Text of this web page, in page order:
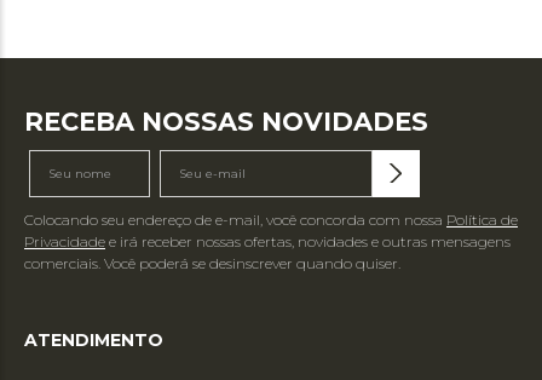
RECEBA NOSSAS NOVIDADES
Colocando seu endereço de e-mail, você concorda com nossa Política de
Privacidade e irá receber nossas ofertas, novidades e outras mensagens
comerciais. Você poderá se desinscrever quando quiser.
ATENDIMENTO